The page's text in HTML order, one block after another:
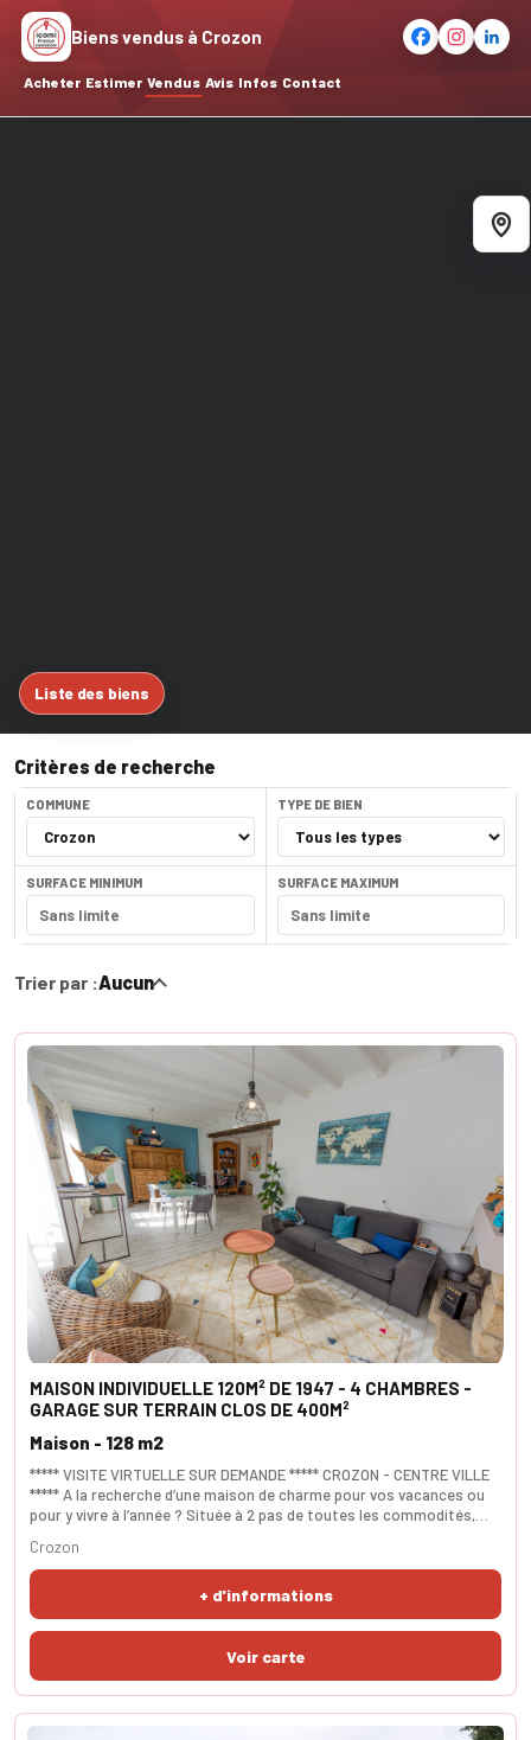
Acheter Estimer Vendus Avis Infos Contact
Biens vendus à Crozon
Critères de recherche
COMMUNE TYPE DE BIEN
SURFACE MINIMUM SURFACE MAXIMUM
Trier par :Aucun
MAISON INDIVIDUELLE 120M² DE 1947 - 4 CHAMBRES -
GARAGE SUR TERRAIN CLOS DE 400M²
***** VISITE VIRTUELLE SUR DEMANDE ***** CROZON - CENTRE VILLE
***** A la recherche d’une maison de charme pour vos vacances ou
pour y vivre à l’année ? Située à 2 pas de toutes les commodités,
d'un hall d'entrée qui dessert une cuisine équipée donnant sur un
jardin clos et arboré à l’abri des regards, une pièce de vie lumineuse
idéalement exposée SUD,
Maison - 128 m2
+ d'informations
Crozon
Liste des biens